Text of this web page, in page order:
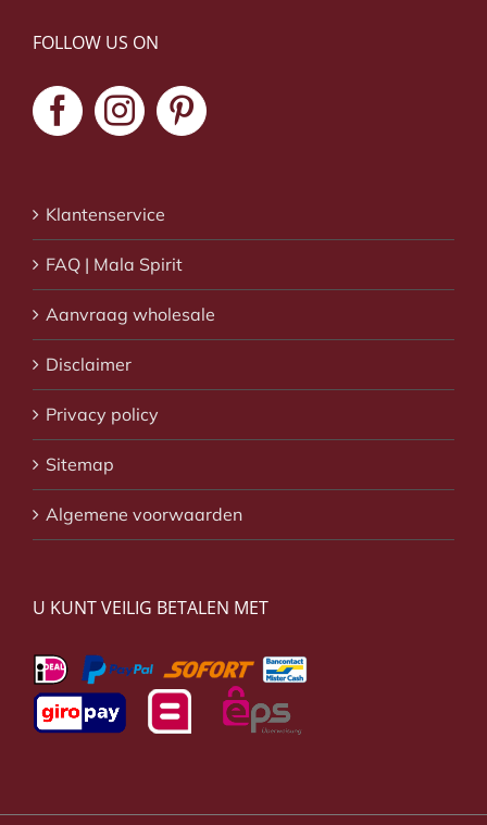
FOLLOW US ON
Klantenservice
FAQ | Mala Spirit
Aanvraag wholesale
Disclaimer
Privacy policy
Sitemap
Algemene voorwaarden
U KUNT VEILIG BETALEN MET